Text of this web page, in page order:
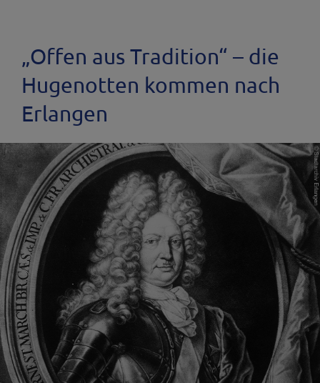
„Offen aus Tradition“ – die
Hugenotten kommen nach
Erlangen